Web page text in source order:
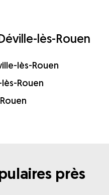
lès-Rouen
lès-Rouen
Rouen
près